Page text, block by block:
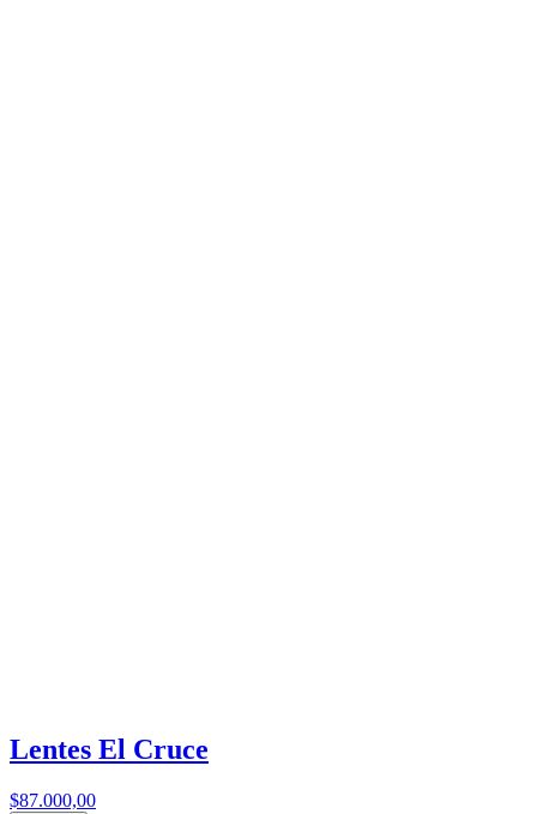
Lentes El Cruce
$87.000,00